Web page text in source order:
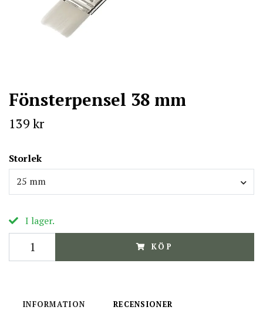
Fönsterpensel 38 mm
139 kr
Storlek
25 mm
I lager.
KÖP
INFORMATION RECENSIONER